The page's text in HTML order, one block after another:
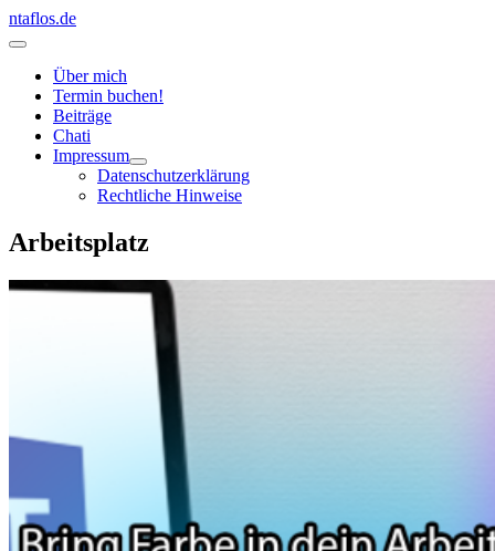
Zum
Inhalt
ntaflos.de
Hauptmenü
Über mich
Termin buchen!
Beiträge
Chati
Impressum
Datenschutzerklärung
Rechtliche Hinweise
Arbeitsplatz